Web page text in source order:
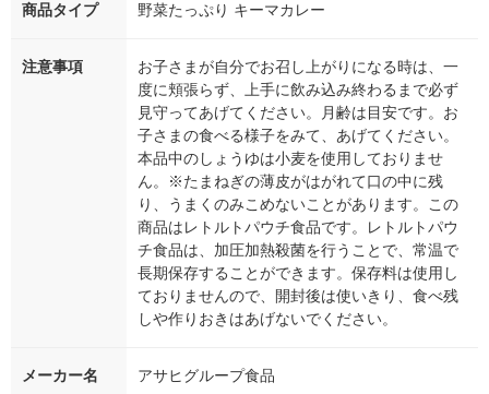
商品タイプ 野菜たっぷり キーマカレー
注意事項
お子さまが自分でお召し上がりになる時は、一
度に頬張らず、上手に飲み込み終わるまで必ず
見守ってあげてください。月齢は目安です。お
子さまの食べる様子をみて、あげてください。
本品中のしょうゆは小麦を使用しておりませ
ん。※たまねぎの薄皮がはがれて口の中に残
り、うまくのみこめないことがあります。この
商品はレトルトパウチ食品です。レトルトパウ
チ食品は、加圧加熱殺菌を行うことで、常温で
長期保存することができます。保存料は使用し
ておりませんので、開封後は使いきり、食べ残
しや作りおきはあげないでください。
メーカー名 アサヒグループ食品